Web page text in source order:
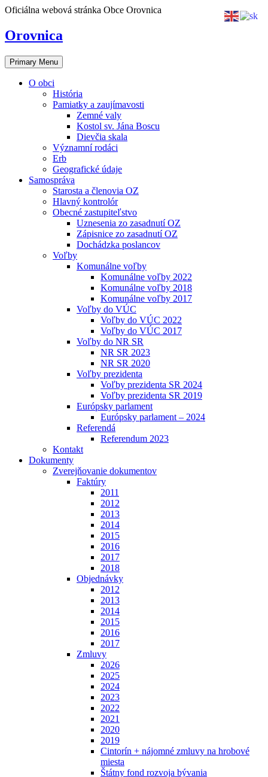
Skip
content
Oficiálna webová stránka Obce Orovnica
Orovnica
Primary Menu
O obci
História
Pamiatky a zaujímavosti
Zemné valy
Kostol sv. Jána Boscu
Dievčia skala
Významní rodáci
Erb
Geografické údaje
Samospráva
Starosta a členovia OZ
Hlavný kontrolór
Obecné zastupiteľstvo
Uznesenia zo zasadnutí OZ
Zápisnice zo zasadnutí OZ
Dochádzka poslancov
Voľby
Komunálne voľby
Komunálne voľby 2022
Komunálne voľby 2018
Komunálne voľby 2017
Voľby do VÚC
Voľby do VÚC 2022
Voľby do VÚC 2017
Voľby do NR SR
NR SR 2023
NR SR 2020
Voľby prezidenta
Voľby prezidenta SR 2024
Voľby prezidenta SR 2019
Európsky parlament
Európsky parlament – 2024
Referendá
Referendum 2023
Kontakt
Dokumenty
Zverejňovanie dokumentov
Faktúry
2011
2012
2013
2014
2015
2016
2017
2018
Objednávky
2012
2013
2014
2015
2016
2017
Zmluvy
2026
2025
2024
2023
2022
2021
2020
2019
Cintorín + nájomné zmluvy na hrobové
miesta
Štátny fond rozvoja bývania